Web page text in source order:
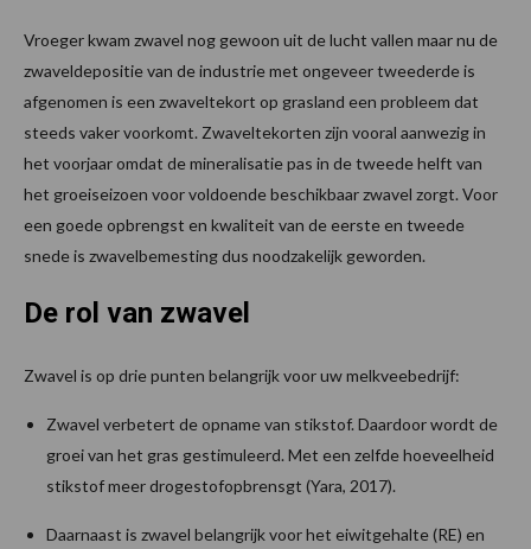
Vroeger kwam zwavel nog gewoon uit de lucht vallen maar nu de
zwaveldepositie van de industrie met ongeveer tweederde is
afgenomen is een zwaveltekort op grasland een probleem dat
steeds vaker voorkomt. Zwaveltekorten zijn vooral aanwezig in
het voorjaar omdat de mineralisatie pas in de tweede helft van
het groeiseizoen voor voldoende beschikbaar zwavel zorgt. Voor
een goede opbrengst en kwaliteit van de eerste en tweede
snede is zwavelbemesting dus noodzakelijk geworden.
De rol van zwavel
Zwavel is op drie punten belangrijk voor uw melkveebedrijf:
Zwavel verbetert de opname van stikstof. Daardoor wordt de
groei van het gras gestimuleerd. Met een zelfde hoeveelheid
stikstof meer drogestofopbrensgt (Yara, 2017).
Daarnaast is zwavel belangrijk voor het eiwitgehalte (RE) en